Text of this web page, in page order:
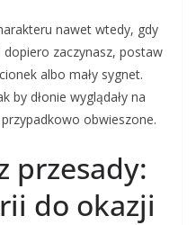
nawet wtedy, gdy
zaczynasz, postaw
albo mały sygnet.
by dłonie wyglądały na
obwieszone.
przesady:
do okazji